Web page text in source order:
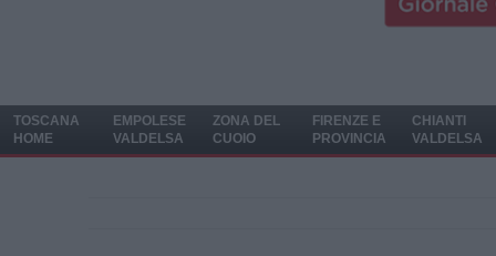
TOSCANA
HOME
EMPOLESE
VALDELSA
ZONA DEL
CUOIO
FIRENZE E
PROVINCIA
CHIANTI
VALDELSA